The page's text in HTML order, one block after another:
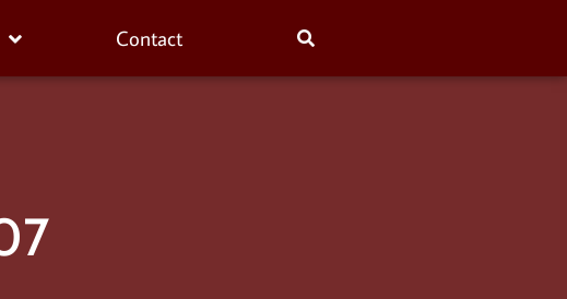
Contact